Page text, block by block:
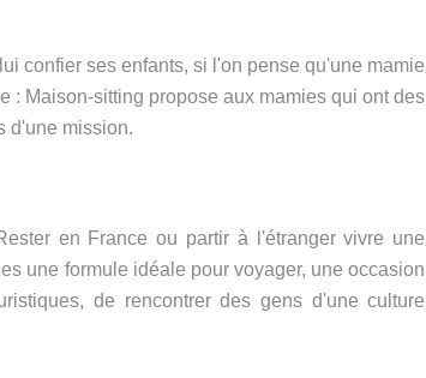
confier ses enfants, si l'on pense qu'une mamie
: Maison-sitting propose aux mamies qui ont des
d'une mission.
en France ou partir à l'étranger vivre une
une formule idéale pour voyager, une occasion
de rencontrer des gens d'une culture